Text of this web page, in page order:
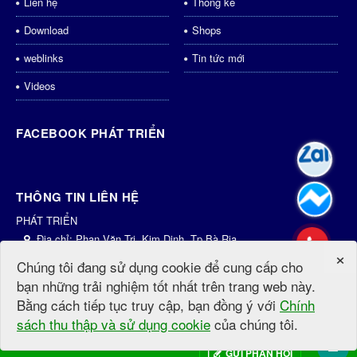
Download
Shops
weblinks
Tin tức mới
Videos
FACEBOOK PHÁT TRIỂN
THÔNG TIN LIÊN HỆ
PHÁT TRIỂN
Địa chỉ:Phan Văn Trị, Kim Dinh, Tp.Bà Rịa
Email:dichvu@phattrien.net
Website: http://phattrien.net http://PhátTriển.vn
© Bản quyền thuộc vềPhatTrien.net.Mã nguồn NukeViet CMS
kế bởiPhátTriển.vn.|Điều khoản sử dụng
×
Chúng tôi đang sử dụng cookie để cung cấp cho
bạn những trải nghiệm tốt nhất trên trang web này.
Bằng cách tiếp tục truy cập, bạn đồng ý với Chính
sách thu thập và sử dụng cookie của chúng tôi.
GỬI PHẢN HỒI